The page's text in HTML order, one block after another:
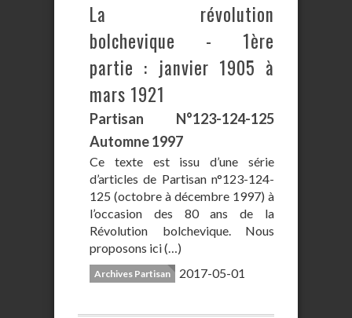
La révolution
bolchevique - 1ère
partie : janvier 1905 à
mars 1921
Partisan N°123-124-125
Automne 1997
Ce texte est issu d’une série
d’articles de Partisan n°123-124-
125 (octobre à décembre 1997) à
l’occasion des 80 ans de la
Révolution bolchevique. Nous
proposons ici (…)
Archives Partisan 2017-05-01